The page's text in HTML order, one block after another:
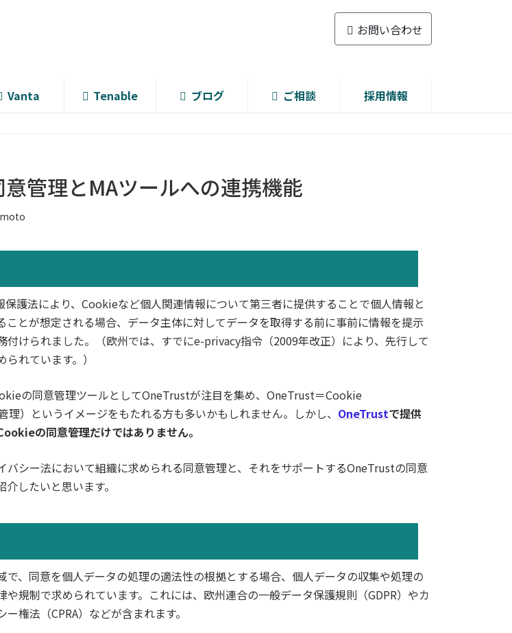
お問い合わせ
Vanta Tenable ブログ ご相談 採用情報
管理とMAツールへの連携機能
護法により、Cookieなど個人関連情報について第三者に提供することで個人情報と
ことが想定される場合、データ主体に対してデータを取得する前に事前に情報を提示
付けられました。（欧州では、すでにe-privacy指令（2009年改正）により、先行して
れています。）
の同意管理ツールとしてOneTrustが注目を集め、OneTrust＝Cookie
）というイメージをもたれる方も多いかもしれません。しかし、 OneTrustで提供
の同意管理だけではありません。
バシー法において組織に求められる同意管理と、それをサポートするOneTrustの同意
したいと思います。
で、同意を個人データの処理の適法性の根拠とする場合、個人データの収集や処理の
や規制で求められています。これには、欧州連合の一般データ保護規則（GDPR）やカ
権法（CPRA）などが含まれます。